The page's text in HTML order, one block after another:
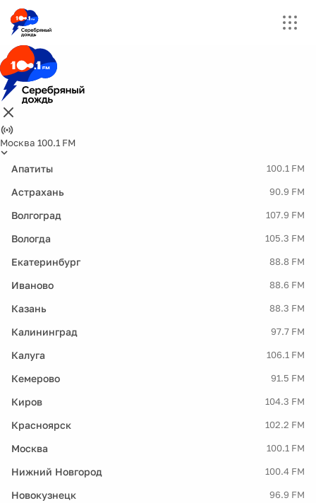
Москва 100.1 FM
Апатиты 100.1 FM
Астрахань 90.9 FM
Волгоград 107.9 FM
Вологда 105.3 FM
Екатеринбург 88.8 FM
Иваново 88.6 FM
Казань 88.3 FM
Калининград 97.7 FM
Калуга 106.1 FM
Кемерово 91.5 FM
Киров 104.3 FM
Красноярск 102.2 FM
Москва 100.1 FM
Нижний Новгород 100.4 FM
Новокузнецк 96.9 FM